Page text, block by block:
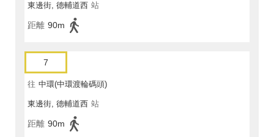
東邊街, 德輔道西 站
距離 90m
7
往 中環(中環渡輪碼頭)
東邊街, 德輔道西 站
距離 90m